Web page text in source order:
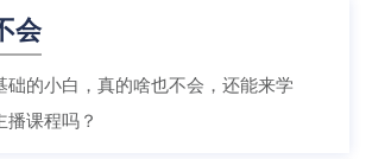
会
础的小白，真的啥也不会，还能来学
播课程吗？